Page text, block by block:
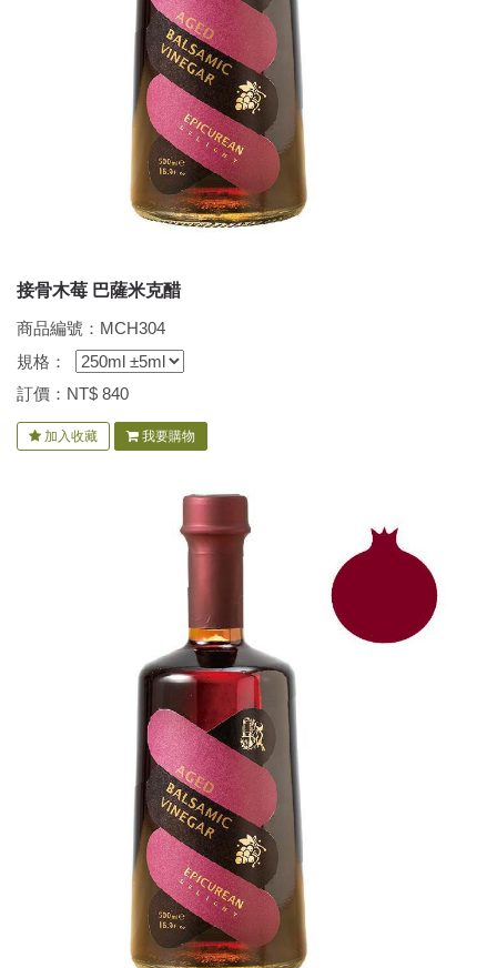
接骨木莓 巴薩米克醋
商品編號：MCH304
規格：
訂價：NT$ 840
加入收藏 我要購物